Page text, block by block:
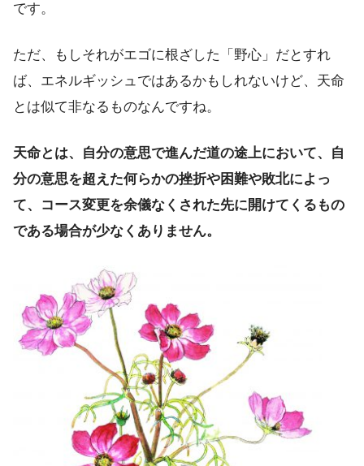
です。
ただ、もしそれがエゴに根ざした「野心」だとすれ
ば、エネルギッシュではあるかもしれないけど、天命
とは似て非なるものなんですね。
天命とは、自分の意思で進んだ道の途上において、自
分の意思を超えた何らかの挫折や困難や敗北によっ
て、コース変更を余儀なくされた先に開けてくるもの
である場合が少なくありません。